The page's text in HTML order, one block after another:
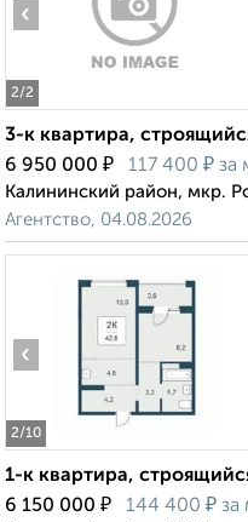
2/2
‹
3-к квартира,
6 950 000 ₽ 117 400 ₽ за
Калининский район, мкр.
Агентство, 04.08.2026
2/10
‹
1-к квартира,
6 150 000 ₽ 144 400 ₽ за